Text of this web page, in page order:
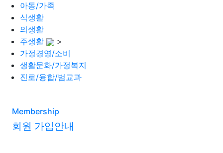
아동/가족
식생활
의생활
주생활
>
가정경영/소비
생활문화/가정복지
진로/융합/범교과
Membership
회원 가입안내